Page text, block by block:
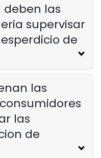
las
supervisar
de
las
las
de